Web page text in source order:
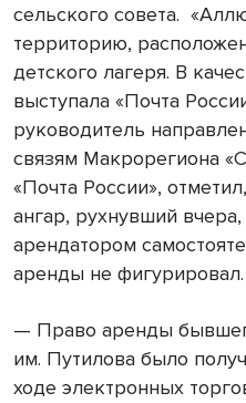
сельского совета.
территорию,
детского лагеря. В
выступала «Почта
руководитель
связям Макрорегиона
«Почта России»,
ангар, рухнувший
арендатором
аренды не фигурировал.
— Право аренды
им. Путилова было
ходе электронных